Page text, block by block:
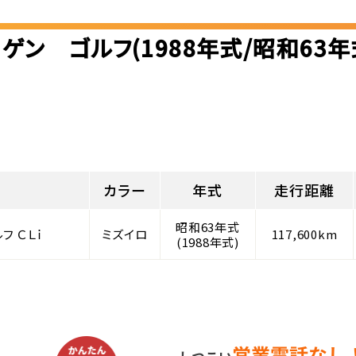
ゲン ゴルフ(1988年式/昭和63
カラー 年式 走行距離
ＣＬｉ ミズイロ
昭和63年式
(1988年式)
117,600km